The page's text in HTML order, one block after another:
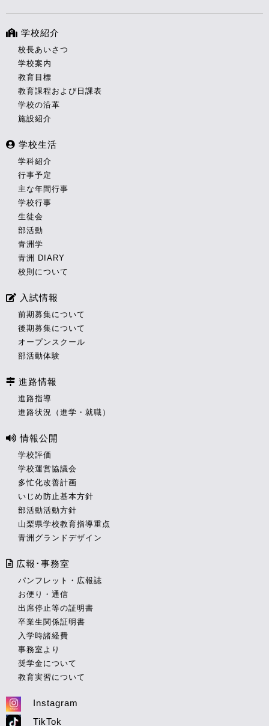
学校紹介
校長あいさつ
学校案内
教育目標
教育課程および日課表
学校の沿革
施設紹介
学校生活
学科紹介
行事予定
主な年間行事
学校行事
生徒会
部活動
青洲学
青洲 DIARY
校則について
入試情報
前期募集について
後期募集について
オープンスクール
部活動体験
進路情報
進路指導
進路状況（進学・就職）
情報公開
学校評価
学校運営協議会
多忙化改善計画
いじめ防止基本方針
部活動活動方針
山梨県学校教育指導重点
青洲グランドデザイン
広報･事務室
パンフレット・広報誌
お便り・通信
出席停止等の証明書
卒業生関係証明書
入学時諸経費
事務室より
奨学金について
教育実習について
Instagram
TikTok